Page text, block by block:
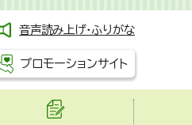
音声読み上げ・ふりがな
プロモーションサイト